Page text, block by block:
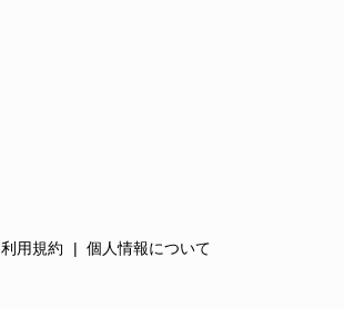
利用規約 個人情報について